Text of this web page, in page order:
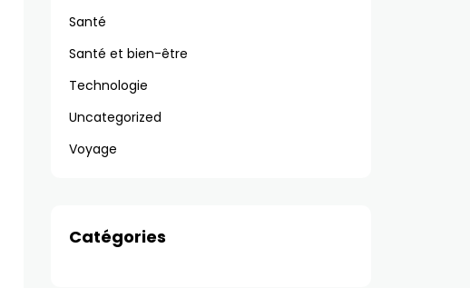
Santé
Santé et bien-être
Technologie
Uncategorized
Voyage
Catégories